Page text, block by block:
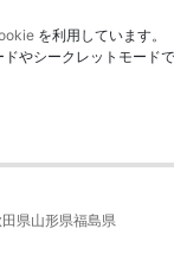
を利用しています。
やシークレットモード
県山形県福島県